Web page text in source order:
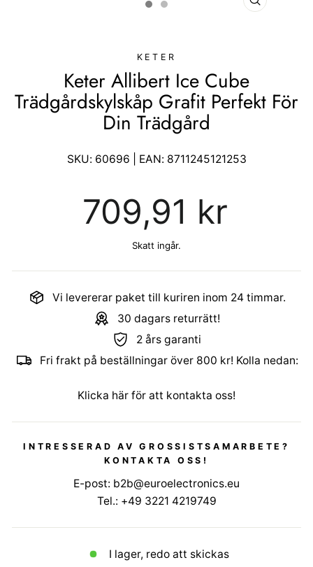
STÄNG
KETER
Keter Allibert Ice Cube
Trädgårdskylskåp Grafit Perfekt För
Din Trädgård
SKU: 60696 | EAN: 8711245121253
pris
709,91 kr
Skatt ingår.
Vi levererar paket till kuriren inom 24 timmar.
30 dagars returrätt!
2 års garanti
Fri frakt på beställningar över 800 kr! Kolla nedan:
Klicka här för att kontakta oss!
INTRESSERAD AV GROSSISTSAMARBETE?
KONTAKTA OSS!
E-post: b2b@euroelectronics.eu
Tel.: +49 3221 4219749
I lager, redo att skickas